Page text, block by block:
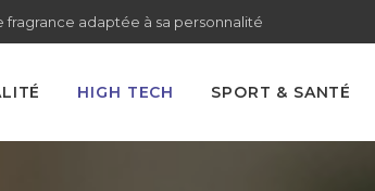
fragrance adaptée à sa personnalité
HIGH TECH SPORT & SANTÉ